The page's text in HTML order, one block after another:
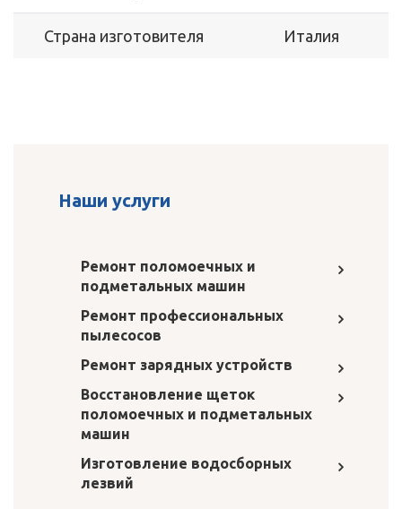
Страна изготовителя Италия
Наши услуги
Ремонт поломоечных и
подметальных машин
Ремонт профессиональных
пылесосов
Ремонт зарядных устройств
Восстановление щеток
поломоечных и подметальных
машин
Изготовление водосборных
лезвий